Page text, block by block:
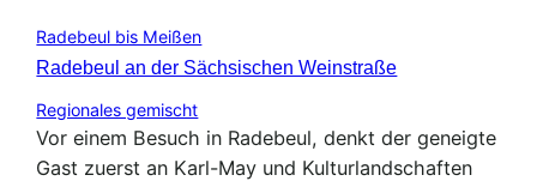
Radebeul bis Meißen
Radebeul an der Sächsischen Weinstraße
Regionales gemischt
Vor einem Besuch in Radebeul, denkt der geneigte
Gast zuerst an Karl-May und Kulturlandschaften